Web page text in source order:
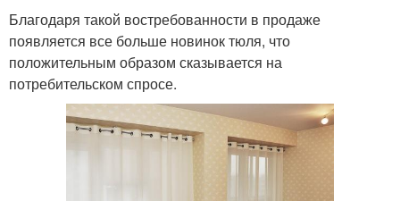
Благодаря такой востребованности в продаже
появляется все больше новинок тюля, что
положительным образом сказывается на
потребительском спросе.